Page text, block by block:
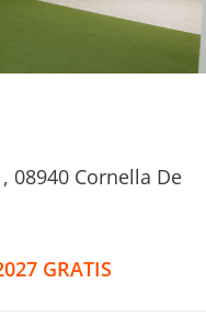
08940 Cornella De
GRATIS